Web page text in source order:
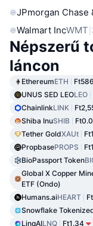
JPmorgan Chase
Walmart IncWMT
Népszerű
láncon
EthereumETH
UNUS SED LEOLEO
ChainlinkLINK
Shiba InuSHIB
Tether GoldXAUt
PropbasePROPS
BioPassport Token
Global X Copper
ETF (Ondo)
Humans.aiHEART
Snowflake
LinqAILNQ Ft1.34